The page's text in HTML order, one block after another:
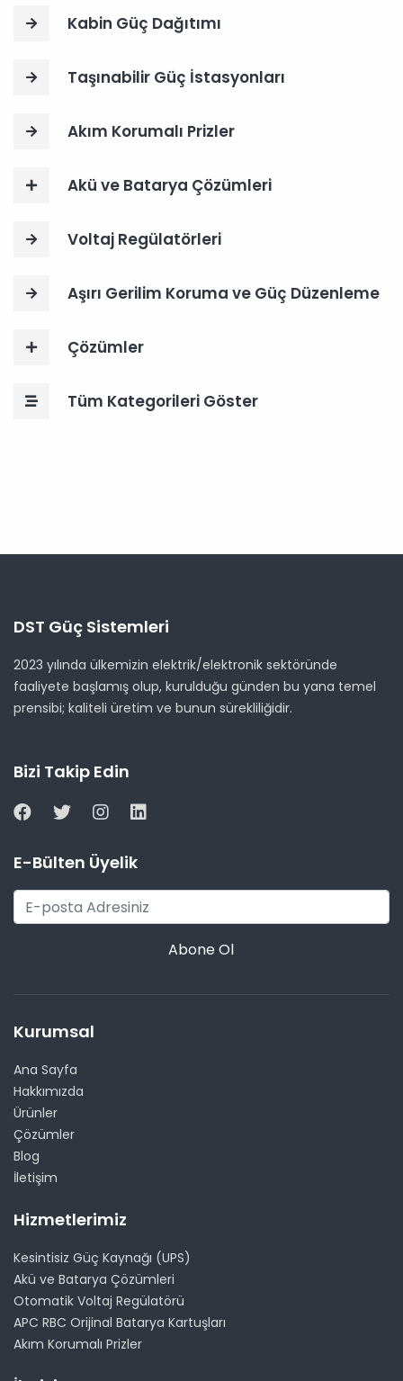
Kabin Güç Dağıtımı
Taşınabilir Güç İstasyonları
Akım Korumalı Prizler
Akü ve Batarya Çözümleri
Voltaj Regülatörleri
Aşırı Gerilim Koruma ve Güç Düzenleme
Çözümler
Tüm Kategorileri Göster
DST Güç Sistemleri
2023 yılında ülkemizin elektrik/elektronik sektöründe
faaliyete başlamış olup, kurulduğu günden bu yana temel
prensibi; kaliteli üretim ve bunun sürekliliğidir.
Bizi Takip Edin
E-Bülten Üyelik
Abone Ol
Kurumsal
Ana Sayfa
Hakkımızda
Ürünler
Çözümler
Blog
İletişim
Hizmetlerimiz
Kesintisiz Güç Kaynağı (UPS)
Akü ve Batarya Çözümleri
Otomatik Voltaj Regülatörü
APC RBC Orijinal Batarya Kartuşları
Akım Korumalı Prizler